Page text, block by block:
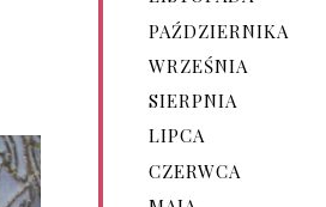
PAŹDZIERNIKA
WRZEŚNIA
SIERPNIA
LIPCA
CZERWCA